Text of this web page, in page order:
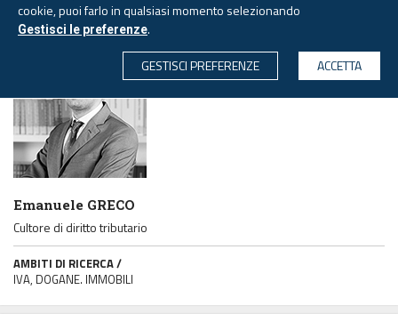
CERCA
PAGINA AUTORE
Emanuele GRECO
Cultore di diritto tributario
AMBITI DI RICERCA /
IVA, DOGANE. IMMOBILI
cookie, puoi farlo in qualsiasi momento selezionando
Gestisci le preferenze.
GESTISCI PREFERENZE
ACCETTA